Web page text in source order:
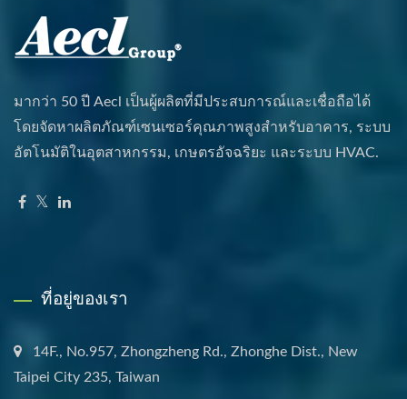
มากว่า 50 ปี Aecl เป็นผู้ผลิตที่มีประสบการณ์และเชื่อถือได้
โดยจัดหาผลิตภัณฑ์เซนเซอร์คุณภาพสูงสำหรับอาคาร, ระบบ
อัตโนมัติในอุตสาหกรรม, เกษตรอัจฉริยะ และระบบ HVAC.
ที่อยู่ของเรา
14F., No.957, Zhongzheng Rd., Zhonghe Dist., New
Taipei City 235, Taiwan